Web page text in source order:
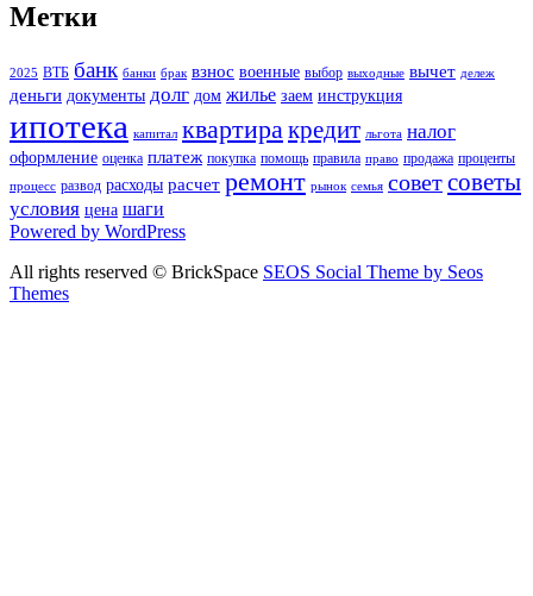
Метки
2025 ВТБ банк банки брак взнос военные выбор выходные вычет дележ
деньги документы долг дом жилье заем инструкция
ипотека капитал квартиракредит льгота налог
оформление оценка платеж покупка помощь правила право продажа проценты
процесс развод расходы расчет ремонт рынок семья советсоветы
условия цена шаги
Powered by WordPress
All rights reserved © BrickSpace SEOS Social Theme by Seos
Themes